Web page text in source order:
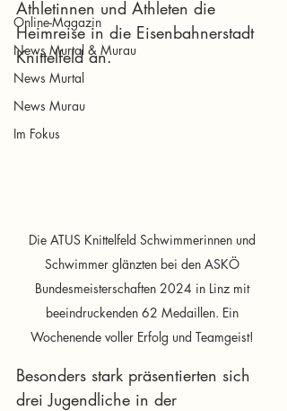
Online-Magazin
News Murtal & Murau
News Murtal
News Murau
Im Fokus
Athletinnen und Athleten die
Heimreise in die Eisenbahnerstadt
Knittelfeld an.
Die ATUS Knittelfeld Schwimmerinnen und
Schwimmer glänzten bei den ASKÖ
Bundesmeisterschaften 2024 in Linz mit
beeindruckenden 62 Medaillen. Ein
Wochenende voller Erfolg und Teamgeist!
Besonders stark präsentierten sich
drei Jugendliche in der